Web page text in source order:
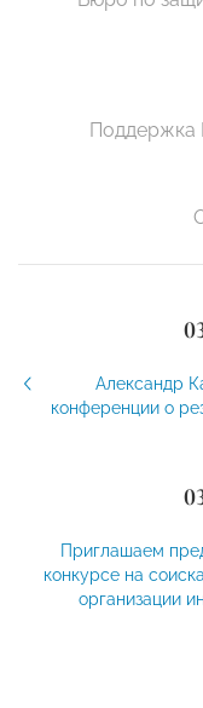
Поддержка
Александр
конференции о
Приглашаем
конкурсе на
организации